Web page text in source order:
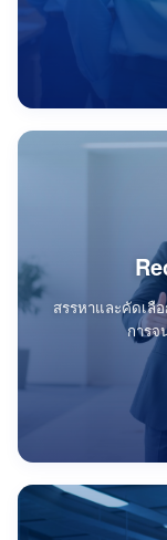
สรรหาและคัดเลื
การจ